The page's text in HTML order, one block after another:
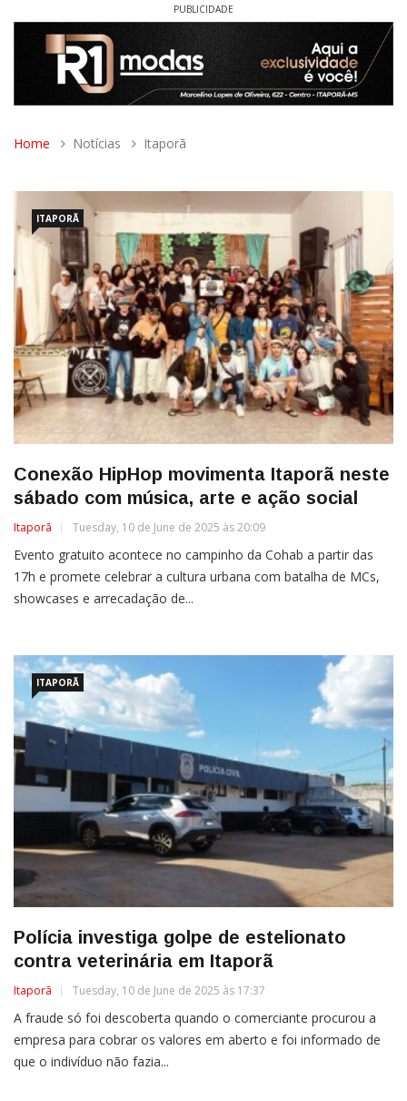
PUBLICIDADE
Home Notícias Itaporã
ITAPORÃ
Conexão HipHop movimenta Itaporã neste
sábado com música, arte e ação social
Itaporã Tuesday, 10 de June de 2025 às 20:09
Evento gratuito acontece no campinho da Cohab a partir das
17h e promete celebrar a cultura urbana com batalha de MCs,
showcases e arrecadação de...
ITAPORÃ
Polícia investiga golpe de estelionato
contra veterinária em Itaporã
Itaporã Tuesday, 10 de June de 2025 às 17:37
A fraude só foi descoberta quando o comerciante procurou a
empresa para cobrar os valores em aberto e foi informado de
que o indivíduo não fazia...